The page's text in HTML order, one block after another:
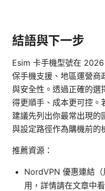
結語與下一步
Esim 卡手機型號在
保手機支援、地區運營商
與安全性。透過正確的選
得更順手、成本更可控。
建議先列出你最常出現的
與設定路徑作為購機前的
推薦資源：
NordVPN 優惠連結
用，詳情請在文章中看